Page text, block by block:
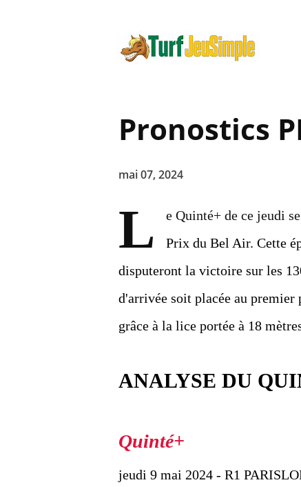
Pronostics
mai 07, 2024
L
e Quinté+ de ce jeudi
Prix du Bel Air. Cette
disputeront la victoire sur les
d'arrivée soit placée au premier
grâce à la lice portée à 18
ANALYSE DU
jeudi 9 mai 2024 - R1